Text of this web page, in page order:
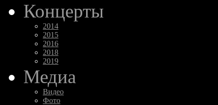
Концерты
2014
2015
2016
2018
2019
Медиа
Видео
Фото